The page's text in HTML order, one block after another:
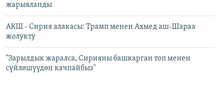
жарыяланды
АКШ - Сирия алакасы: Трамп менен Ахмед аш-Шараа
жолукту
"Зарылдык жаралса, Сирияны башкарган топ менен
сүйлөшүүдөн качпайбыз"